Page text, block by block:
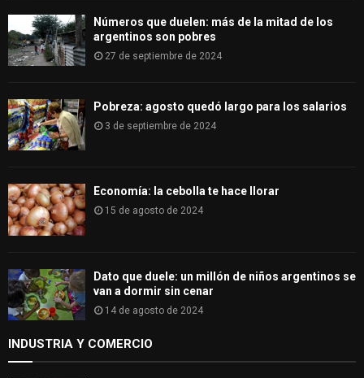
H
Números que duelen: más de la mitad de los
argentinos son pobres
27 de septiembre de 2024
Pobreza: agosto quedó largo para los salarios
3 de septiembre de 2024
Economía: la cebolla te hace llorar
15 de agosto de 2024
Dato que duele: un millón de niños argentinos se
van a dormir sin cenar
14 de agosto de 2024
INDUSTRIA Y COMERCIO